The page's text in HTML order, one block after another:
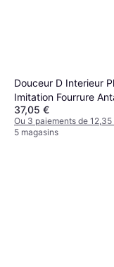
Douceur D Interieur
Imitation Fourrure
Marron 180x220 cm
Couverture
37,05 €
Ou 3 paiements de 12,35
5 magasins